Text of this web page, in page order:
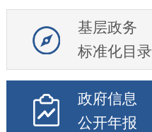
基层政务
标准化目录
政府信息
公开年报